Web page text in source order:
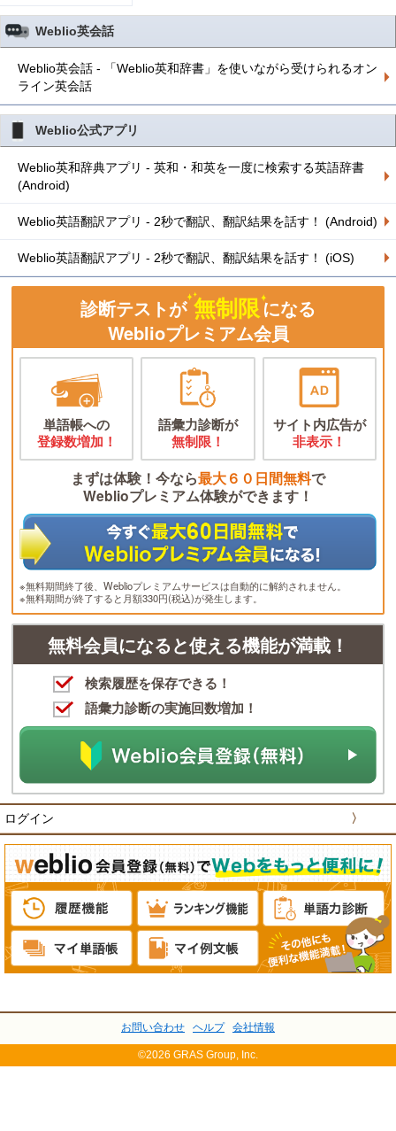
Weblio英会話
Weblio英会話 - 「Weblio英和辞書」を使いながら受けられるオン
ライン英会話
Weblio公式アプリ
Weblio英和辞典アプリ - 英和・和英を一度に検索する英語辞書
(Android)
Weblio英語翻訳アプリ - 2秒で翻訳、翻訳結果を話す！ (Android)
Weblio英語翻訳アプリ - 2秒で翻訳、翻訳結果を話す！ (iOS)
診断テストが 無制限になる
Weblioプレミアム会員
単語帳への
登録数増加！
語彙力診断が
無制限！
サイト内広告が
非表示！
まずは体験！今なら最大６０日間無料で
Weblioプレミアム体験ができます！
※無料期間終了後、Weblioプレミアムサービスは自動的に解約されません。
※無料期間が終了すると月額330円(税込)が発生します。
無料会員になると使える機能が満載！
検索履歴を保存できる！
語彙力診断の実施回数増加！
ログイン 〉
お問い合わせ ヘルプ 会社情報
©2026 GRAS Group, Inc.